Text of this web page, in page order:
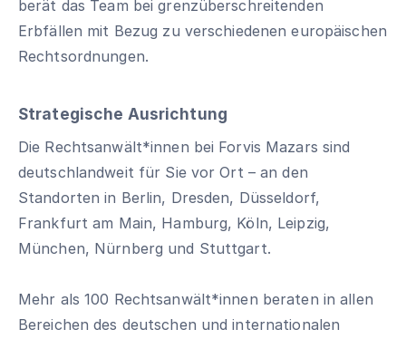
berät das Team bei grenzüberschreitenden
Erbfällen mit Bezug zu verschiedenen europäischen
Rechtsordnungen.
Strategische Ausrichtung
Die Rechtsanwält*innen bei Forvis Mazars sind
deutschlandweit für Sie vor Ort – an den
Standorten in Berlin, Dresden, Düsseldorf,
Frankfurt am Main, Hamburg, Köln, Leipzig,
München, Nürnberg und Stuttgart.
Mehr als 100 Rechtsanwält*innen beraten in allen
Bereichen des deutschen und internationalen